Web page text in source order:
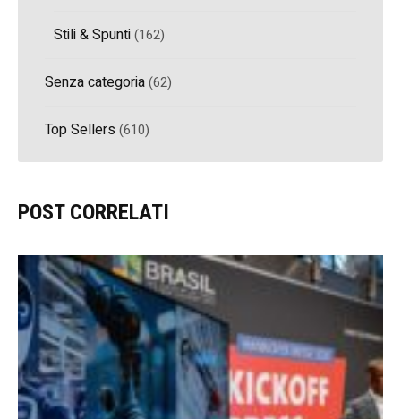
Stili & Spunti(162)
Senza categoria(62)
Top Sellers (610)
POST CORRELATI